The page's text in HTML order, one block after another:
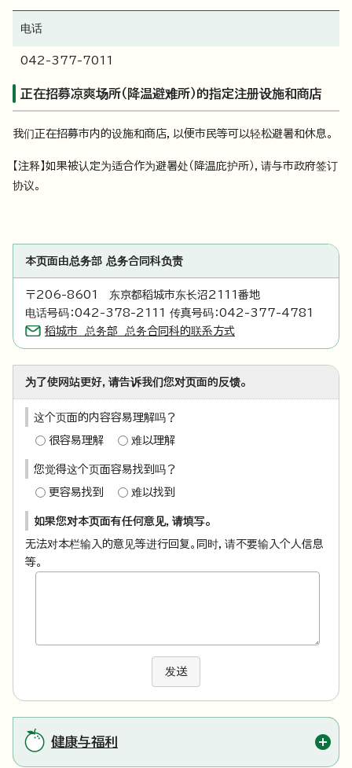
电话
042-377-7011
正在招募凉爽场所（降温避难所）的指定注册设施和商店
我们正在招募市内的设施和商店，以便市民等可以轻松避暑和休息。
【注释】如果被认定为适合作为避暑处（降温庇护所），请与市政府签订
协议。
本页面由总务部 总务合同科负责
〒206-8601 东京都稻城市东长沼2111番地
电话号码：042-378-2111 传真号码：042-377-4781
稻城市 总务部 总务合同科的联系方式
为了使网站更好，请告诉我们您对页面的反馈。
这个页面的内容容易理解吗？
很容易理解 难以理解
您觉得这个页面容易找到吗？
更容易找到 难以找到
如果您对本页面有任何意见，请填写。
无法对本栏输入的意见等进行回复。同时，请不要输入个人信息
等。
发送
健康与福利